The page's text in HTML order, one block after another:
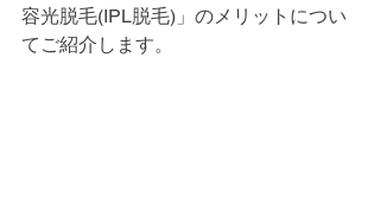
容光脱毛(IPL脱毛)」のメリットについ
てご紹介します。